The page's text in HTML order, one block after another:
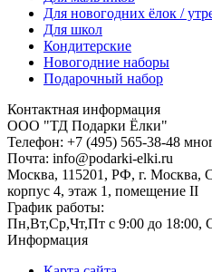
Для новогодних ёлок /
Для школ
Кондитерские
Новогодние наборы
Подарочный набор
Контактная информация
ООО "ТД Подарки Ёлки"
Телефон: +7 (495) 565-38-48
Почта: info@podarki-elki.ru
Москва, 115201, РФ, г. Москва,
корпус 4, этаж 1, помещение II
График работы:
Пн,Вт,Ср,Чт,Пт с 9:00 до 18:00,
Информация